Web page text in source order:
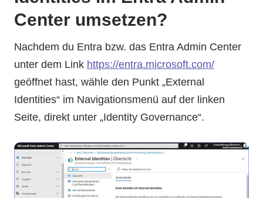
Center umsetzen?
Nachdem du Entra bzw. das Entra Admin Center
unter dem Link https://entra.microsoft.com/
geöffnet hast, wähle den Punkt „External
Identities“ im Navigationsmenü auf der linken
Seite, direkt unter „Identity Governance“.